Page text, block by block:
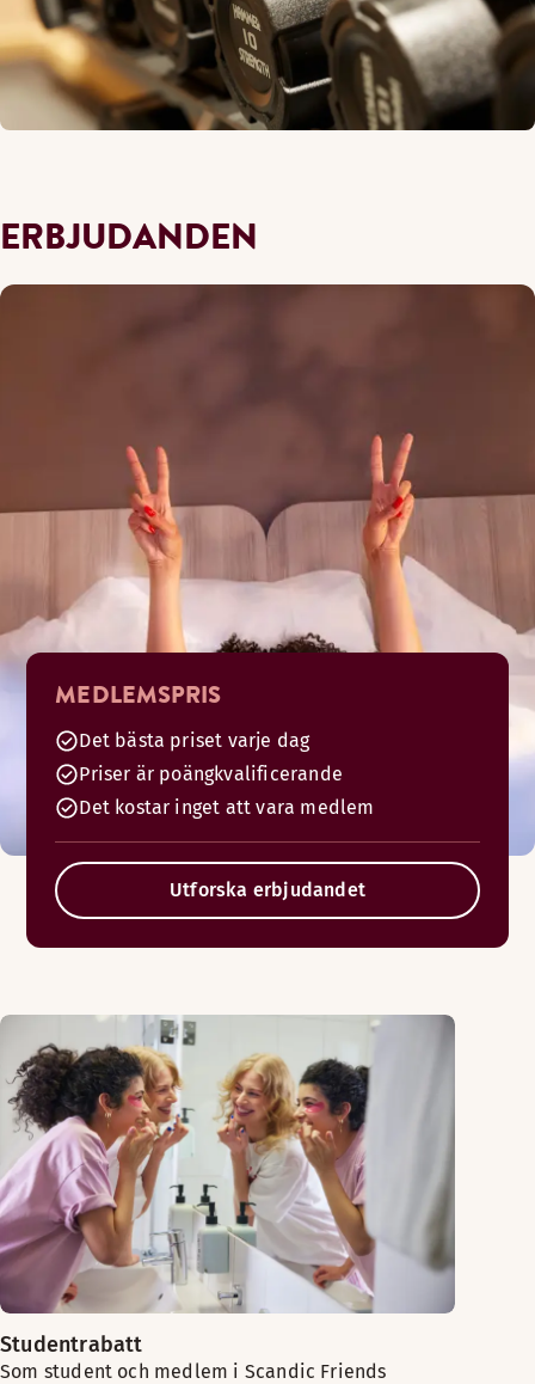
ERBJUDANDEN
MEDLEMSPRIS
Det bästa priset varje dag
Priser är poängkvalificerande
Det kostar inget att vara medlem
Utforska erbjudandet
Studentrabatt
Som student och medlem i Scandic Friends